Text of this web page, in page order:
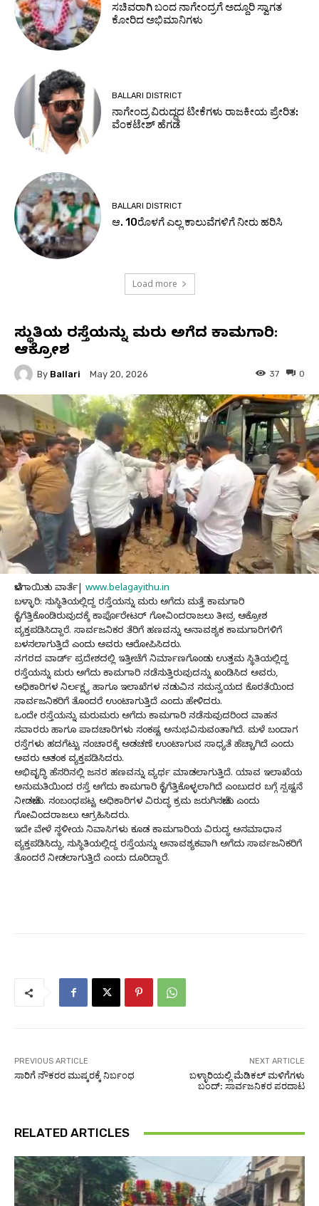
ಸಚಿವರಾಗಿ ಬಂದ ನಾಗೇಂದ್ರಗೆ ಅದ್ದೂರಿ ಸ್ವಾಗತ
ಕೋರಿದ ಅಭಿಮಾನಿಗಳು
BALLARI DISTRICT
ನಾಗೇಂದ್ರ ವಿರುದ್ಧದ ಟೀಕೆಗಳು ರಾಜಕೀಯ ಪ್ರೇರಿತ:
ವೆಂಕಟೇಶ್ ಹೆಗಡೆ
BALLARI DISTRICT
ಆ. 10ರೊಳಗೆ ಎಲ್ಲ ಕಾಲುವೆಗಳಿಗೆ ನೀರು ಹರಿಸಿ
Load more